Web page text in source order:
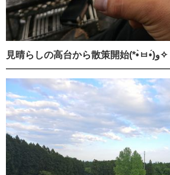
見晴らしの高台から散策開始(*•̀ㅂ•́)و✧